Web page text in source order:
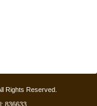
Rights Reserved.
836633